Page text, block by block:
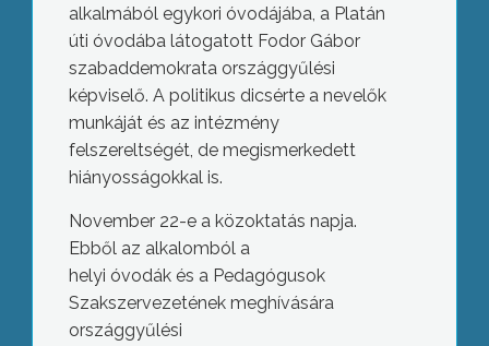
alkalmából egykori óvodájába, a Platán
úti óvodába látogatott Fodor Gábor
szabaddemokrata országgyűlési
képviselő. A politikus dicsérte a nevelők
munkáját és az intézmény
felszereltségét, de megismerkedett
hiányosságokkal is.
November 22-e a közoktatás napja.
Ebből az alkalomból a
helyi óvodák és a Pedagógusok
Szakszervezetének meghívására
országgyűlési